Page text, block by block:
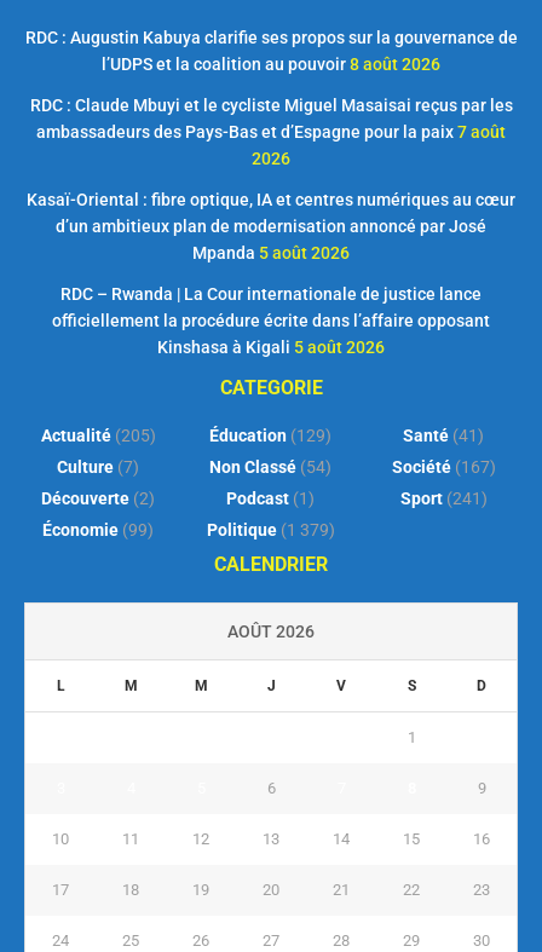
RDC : Augustin Kabuya clarifie ses propos sur la gouvernance de
l’UDPS et la coalition au pouvoir8 août 2026
RDC : Claude Mbuyi et le cycliste Miguel Masaisai reçus par les
ambassadeurs des Pays-Bas et d’Espagne pour la paix7 août
2026
Kasaï-Oriental : fibre optique, IA et centres numériques au cœur
d’un ambitieux plan de modernisation annoncé par José
Mpanda 5 août 2026
RDC – Rwanda | La Cour internationale de justice lance
officiellement la procédure écrite dans l’affaire opposant
Kinshasa à Kigali 5 août 2026
CATEGORIE
Actualité(205)
Culture (7)
Découverte (2)
Économie (99)
Éducation (129)
Non Classé (54)
Podcast (1)
Politique(1 379)
Santé (41)
Société(167)
Sport(241)
CALENDRIER
AOÛT 2026
L M M J V S D
1
6 9
10 11 12 13 14 15 16
17 18 19 20 21 22 23
24 25 26 27 28 29 30